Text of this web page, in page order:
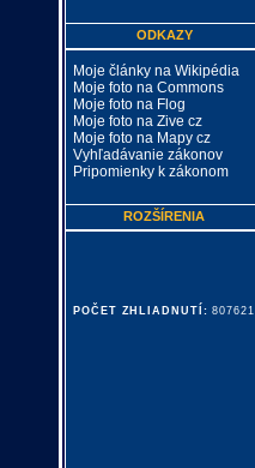
ODKAZY
Moje články na Wikipédia
Moje foto na Commons
Moje foto na Flog
Moje foto na Zive cz
Moje foto na Mapy cz
Vyhľadávanie zákonov
Pripomienky k zákonom
ROZŠÍRENIA
POČET ZHLIADNUTÍ: 807621